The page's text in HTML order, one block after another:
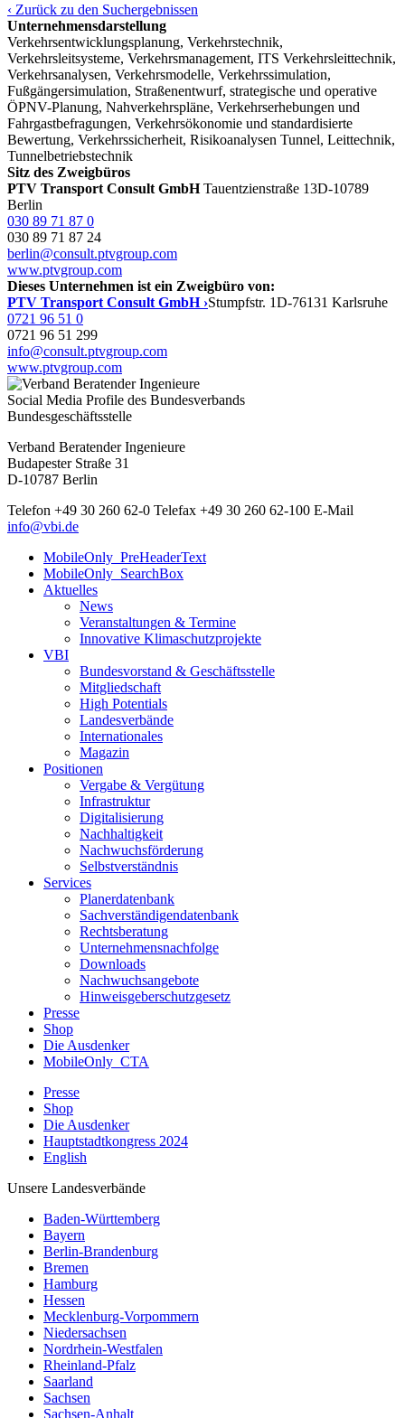
‹ Zurück zu den Suchergebnissen
Unternehmensdarstellung
Verkehrsentwicklungsplanung, Verkehrstechnik,
Verkehrsleitsysteme, Verkehrsmanagement, ITS Verkehrsleittechnik,
Verkehrsanalysen, Verkehrsmodelle, Verkehrssimulation,
Fußgängersimulation, Straßenentwurf, strategische und operative
ÖPNV-Planung, Nahverkehrspläne, Verkehrserhebungen und
Fahrgastbefragungen, Verkehrsökonomie und standardisierte
Bewertung, Verkehrssicherheit, Risikoanalysen Tunnel, Leittechnik,
Tunnelbetriebstechnik
Sitz des Zweigbüros
PTV Transport Consult GmbHTauentzienstraße 13D-10789
Berlin
030 89 71 87 0
030 89 71 87 24
berlin@consult.ptvgroup.com
www.ptvgroup.com
Dieses Unternehmen ist ein Zweigbüro von:
PTV Transport Consult GmbH ›Stumpfstr. 1D-76131 Karlsruhe
0721 96 51 0
0721 96 51 299
info@consult.ptvgroup.com
www.ptvgroup.com
Social Media Profile des Bundesverbands
Bundesgeschäftsstelle
Verband Beratender Ingenieure
Budapester Straße 31
D-10787 Berlin
Telefon +49 30 260 62-0 Telefax +49 30 260 62-100 E-Mail
info@vbi.de
MobileOnly_PreHeaderText
MobileOnly_SearchBox
Aktuelles
News
Veranstaltungen & Termine
Innovative Klimaschutzprojekte
VBI
Bundesvorstand & Geschäftsstelle
Mitgliedschaft
High Potentials
Landesverbände
Internationales
Magazin
Positionen
Vergabe & Vergütung
Infrastruktur
Digitalisierung
Nachhaltigkeit
Nachwuchsförderung
Selbstverständnis
Services
Planerdatenbank
Sachverständigendatenbank
Rechtsberatung
Unternehmensnachfolge
Downloads
Nachwuchsangebote
Hinweisgeberschutzgesetz
Presse
Shop
Die Ausdenker
MobileOnly_CTA
Presse
Shop
Die Ausdenker
Hauptstadtkongress 2024
English
Unsere Landesverbände
Baden-Württemberg
Bayern
Berlin-Brandenburg
Bremen
Hamburg
Hessen
Mecklenburg-Vorpommern
Niedersachsen
Nordrhein-Westfalen
Rheinland-Pfalz
Saarland
Sachsen
Sachsen-Anhalt